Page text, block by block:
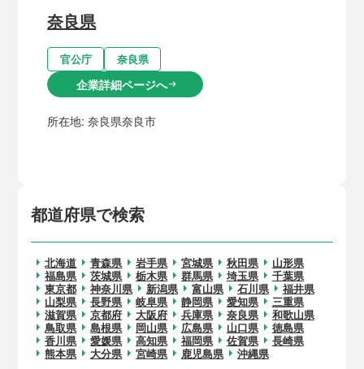
都道府県で検索
北海道 青森県 岩手県 宮城県 秋田県
山形県
福島県
茨城県 栃木県 群馬県 埼玉県
千葉県
東京都
神奈川県 新潟県 富山県 石川県
福井県
山梨県
長野県 岐阜県 静岡県 愛知県
三重県
滋賀県
京都府 大阪府 兵庫県 奈良県
和歌山県
鳥取県
島根県 岡山県 広島県 山口県
徳島県
香川県
愛媛県 高知県 福岡県 佐賀県
長崎県
熊本県
大分県 宮崎県 鹿児島県 沖縄県
奈良県
官公庁 奈良県
企業詳細ページへarrow_right_alt
所在地:奈良県奈良市